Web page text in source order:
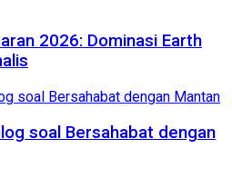
2026: Dominasi Earth
soal Bersahabat dengan